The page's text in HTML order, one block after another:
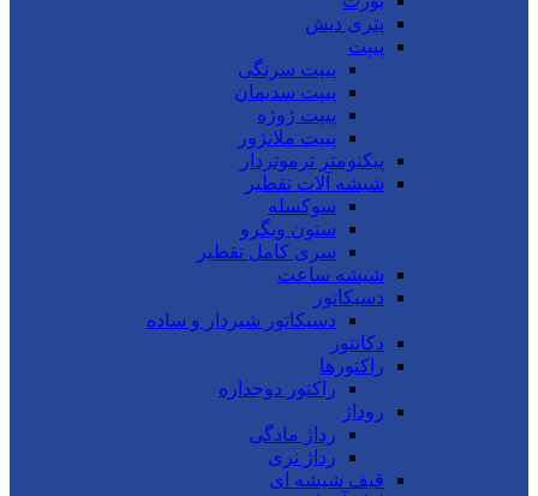
پتری دیش
پیپت
پیپت سرنگی
پیپت سدیمان
پیپت ژوژه
پیپت ملانژور
پیکنومتر ترموتردار
شیشه آلات تقطیر
سوکسله
ستون ویگرو
سری کامل تقطیر
شیشه ساعت
دسیکاتور
دسیکاتور شیردار و ساده
دکانتور
راکتورها
راکتور دوجداره
روداژ
رداژ مادگی
رداژ نری
قیف شیشه ای